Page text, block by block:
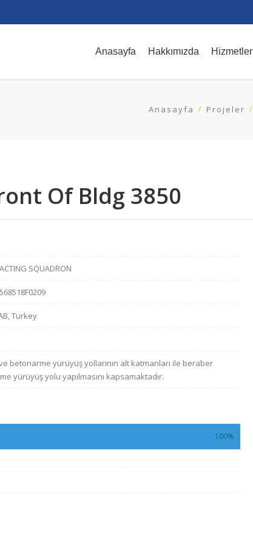
Anasayfa Hakkımızda Hizmetler
Anasayfa Projeler
Of Bldg 3850
SQUADRON
Turkey
betonarme yürüyüş yollarının alt katmanları ile beraber
yürüyüş yolu yapılmasını kapsamaktadır.
100%